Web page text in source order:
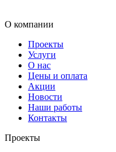
О компании
Проекты
Услуги
О нас
Цены и оплата
Акции
Новости
Наши работы
Контакты
Проекты